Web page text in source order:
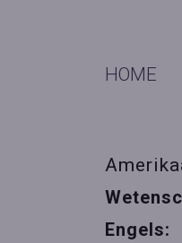
HOME
Engels: